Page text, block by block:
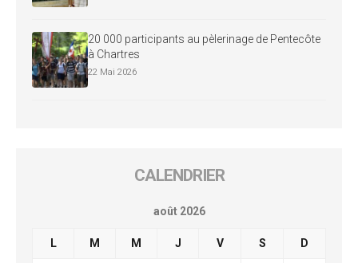
20 000 participants au pèlerinage de Pentecôte
à Chartres
22 Mai 2026
CALENDRIER
août 2026
L M M J V S D